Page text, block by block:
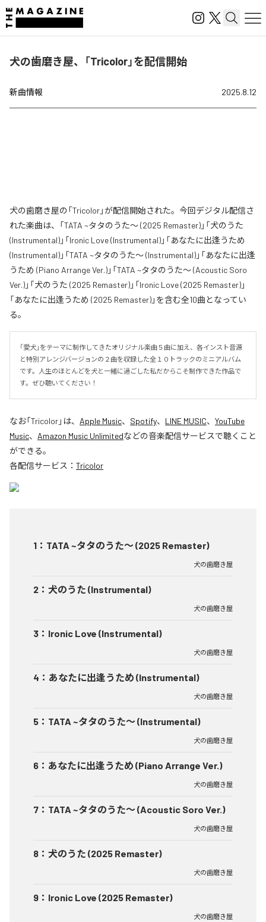
犬の歯磨き屋、「Tricolor」を配信開始
新曲情報 2025.8.12
犬の歯磨き屋の「Tricolor」が配信開始された。今回デジタル配信さ
れた楽曲は、「TATA ~タタのうた～ (2025 Remaster)」「犬のうた
(Instrumental)」「Ironic Love (Instrumental)」「あなたに出逢うため
(Instrumental)」「TATA ~タタのうた～ (Instrumental)」「あなたに出逢
うため (Piano Arrange Ver.)」「TATA ~タタのうた～ (Acoustic Soro
Ver.)」「犬のうた (2025 Remaster)」「Ironic Love (2025 Remaster)」
「あなたに出逢うため (2025 Remaster)」を含む全10曲となってい
る。
「愛犬」をテーマに制作してきたオリジナル楽曲５曲に加え、各インスト音源
と特別アレンジバージョンの２曲を収録した全１０トラックのミニアルバム
です。人生のほとんどを犬と一緒に過ごした私だからこそ制作できた作品で
す。ぜひ聴いてください！
なお「Tricolor」は、 Apple Music、 Spotify、 LINE MUSIC、 YouTube
Music、 Amazon Music Unlimitedなどの音楽配信サービスで聴くこと
ができる。
各配信サービス： Tricolor
1 ： TATA ~タタのうた～ (2025 Remaster)
犬の歯磨き屋
2 ： 犬のうた (Instrumental)
犬の歯磨き屋
3 ： Ironic Love (Instrumental)
犬の歯磨き屋
4 ： あなたに出逢うため (Instrumental)
犬の歯磨き屋
5 ： TATA ~タタのうた～ (Instrumental)
犬の歯磨き屋
6 ： あなたに出逢うため (Piano Arrange Ver.)
犬の歯磨き屋
7 ： TATA ~タタのうた～ (Acoustic Soro Ver.)
犬の歯磨き屋
8 ： 犬のうた (2025 Remaster)
犬の歯磨き屋
9 ： Ironic Love (2025 Remaster)
犬の歯磨き屋